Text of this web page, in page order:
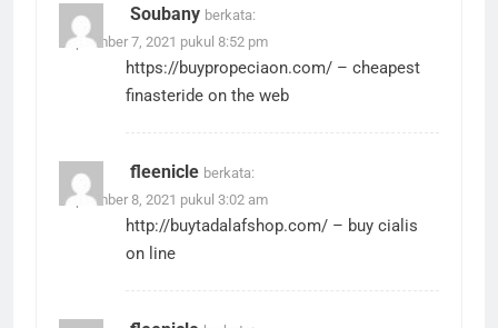
Soubany berkata:
September 7, 2021 pukul 8:52 pm
https://buypropeciaon.com/ – cheapest
finasteride on the web
fleenicle berkata:
September 8, 2021 pukul 3:02 am
http://buytadalafshop.com/ – buy cialis
on line